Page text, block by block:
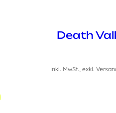
Death
inkl. MwSt., exkl.